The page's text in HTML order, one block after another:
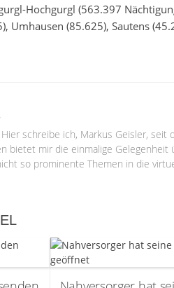
Hochgurgl (563.397
Umhausen (85.625), Sautens
schreibe ich, Markus Geisler,
bietet mir die einmalige
so prominente Themen in die